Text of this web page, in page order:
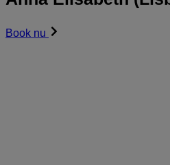
Book nu